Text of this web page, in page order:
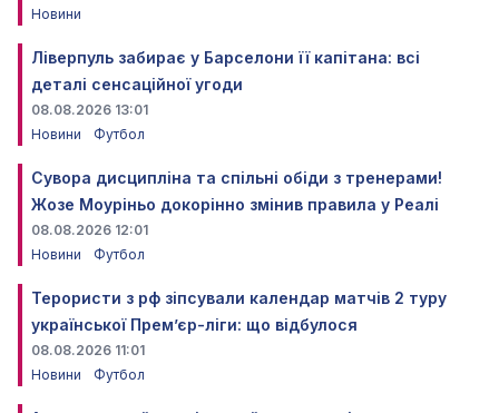
Новини
Ліверпуль забирає у Барселони її капітана: всі
деталі сенсаційної угоди
08.08.2026 13:01
Новини
Футбол
Сувора дисципліна та спільні обіди з тренерами!
Жозе Моуріньо докорінно змінив правила у Реалі
08.08.2026 12:01
Новини
Футбол
Терористи з рф зіпсували календар матчів 2 туру
української Прем’єр-ліги: що відбулося
08.08.2026 11:01
Новини
Футбол